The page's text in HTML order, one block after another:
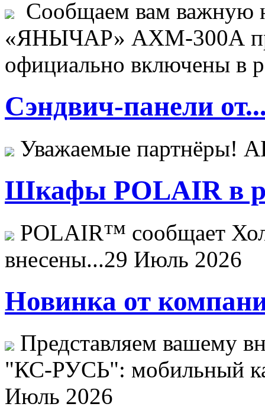
Сообщаем вам важную
«ЯНЫЧАР» АХМ-300А
официально включены в
Сэндвич-панели
Уважаемые
Шкафы POLAIR в
POLAIR™ сообщает
внесены...29 Июль 2026
Новинка от
Представляем вашему
"КС-РУСЬ": мобильный
Июль 2026